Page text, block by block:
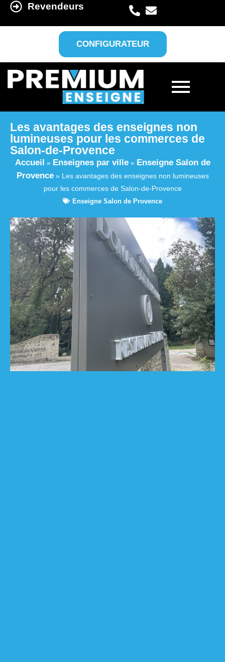
Revendeurs
CONFIGURATEUR
Les avantages des enseignes non
lumineuses pour les commerces de
Salon-de-Provence
Accueil » Enseignes par ville» Enseigne Salon de
Provence» Les avantages des enseignes non lumineuses
pour les commerces de Salon-de-Provence
Enseigne Salon de Provence